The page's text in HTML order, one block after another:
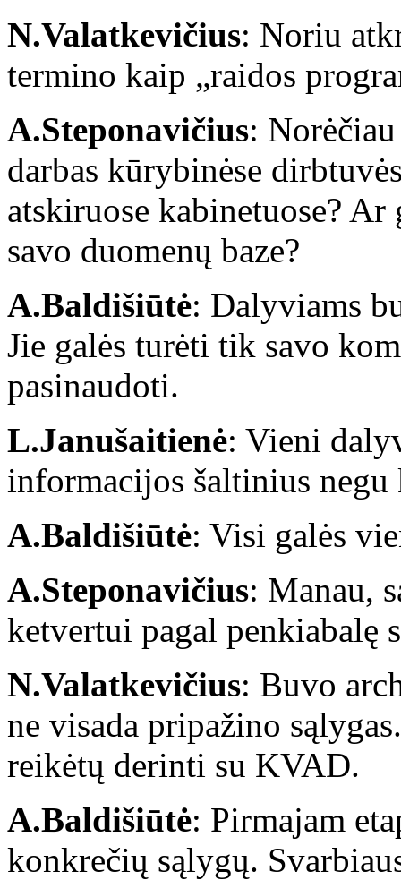
N.Valatkevičius: Noriu
termino kaip „raidos
A.Steponavičius:
darbas kūrybinėse
atskiruose kabinetuose?
savo duomenų baze?
A.Baldišiūtė: Dalyviams
Jie galės turėti tik savo
pasinaudoti.
L.Janušaitienė: Vieni
informacijos šaltinius
A.Baldišiūtė: Visi galės
A.Steponavičius: Manau,
ketvertui pagal penkiabalę
N.Valatkevičius: Buvo
ne visada pripažino
reikėtų derinti su KVAD.
A.Baldišiūtė: Pirmajam
konkrečių sąlygų.